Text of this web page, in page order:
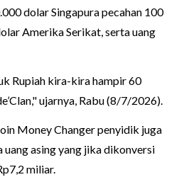
dolar Singapura pecahan 100
Amerika Serikat, serta uang
Rupiah kira-kira hampir 60
ujarnya, Rabu (8/7/2026).
Money Changer penyidik juga
asing yang jika dikonversi
miliar.